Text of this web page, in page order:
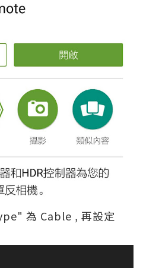
為 Cable , 再設定